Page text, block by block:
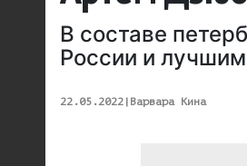
В составе
России и
22.05.2022| Варвара Кина